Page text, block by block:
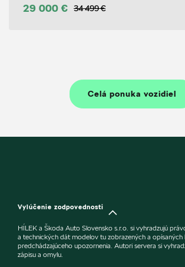
29 000 € 34 499 €
Celá ponuka vozidiel
Vylúčenie zodpovednosti
HÍLEK a Škoda Auto Slovensko s.r.o. si vyhradzujú
a technických dát modelov tu zobrazených a opísaných
predchádzajúceho upozornenia. Autori servera si
zápisu a omylu.